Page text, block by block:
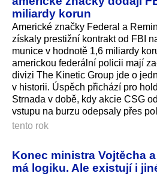
miliardy korun
Americké značky Federal a
získaly prestižní kontrakt od FBI
munice v hodnotě 1,6 miliardy
americkou federální policii mají
divizi The Kinetic Group jde o
v historii. Úspěch přichází pro
Strnada v době, kdy akcie CSG
vstupu na burzu odepsaly přes
tento rok
Konec ministra Vojtěcha
má logiku. Ale existují i